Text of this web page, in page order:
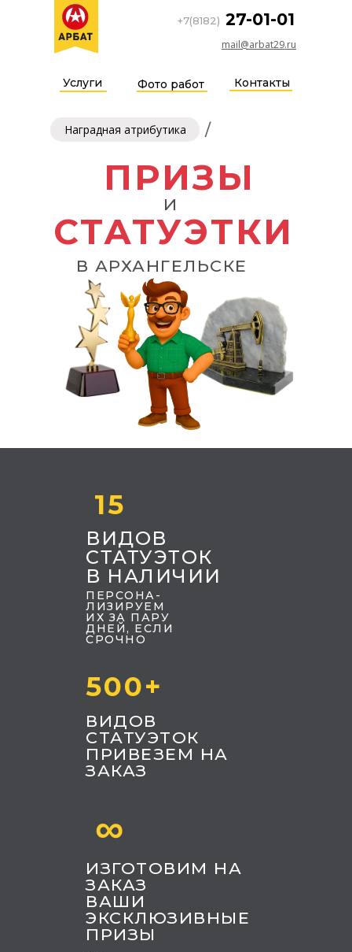
Услуги Фото работ Контакты
mail@arbat29.ru
27-01-01
+7(8182)
/
Наградная атрибутика
СТАТУЭТКИ
ПРИЗЫ
В АРХАНГЕЛЬСКЕ
И
15
ВИДОВ
СТАТУЭТОК
В НАЛИЧИИ
ПЕРСОНА-
ЛИЗИРУЕМ
ИХ ЗА ПАРУ
ДНЕЙ, ЕСЛИ
СРОЧНО
500+
∞
ВИДОВ
СТАТУЭТОК
ПРИВЕЗЕМ НА
ЗАКАЗ
ИЗГОТОВИМ НА
ЗАКАЗ
ВАШИ
ЭКСКЛЮЗИВНЫЕ
ПРИЗЫ